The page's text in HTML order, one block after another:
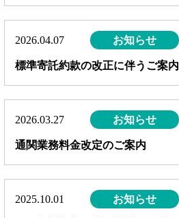
2026.04.07 お知らせ
標準寄託約款の改正に伴うご案内
2026.03.27 お知らせ
通関業務料金改定のご案内
2025.10.01 お知らせ